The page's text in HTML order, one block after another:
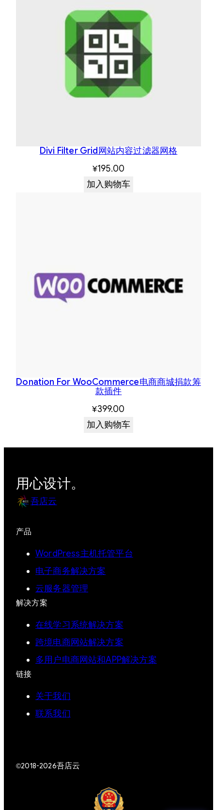
Divi Filter Grid网站内容过滤器网格
¥195.00
加入购物车
Donation For WooCommerce电商商城捐款筹
款插件
¥399.00
加入购物车
用心设计。
吾店云
产品
WordPress主机托管平台
电子商务解决方案
云服务器管理
解决方案
在线学习系统解决方案
跨境电商网站解决方案
多用户电商网站和APP解决方案
链接
关于我们
联系我们
©2018-2026吾店云